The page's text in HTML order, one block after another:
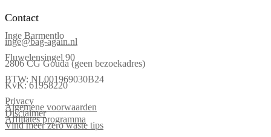
Contact
Inge Barmentlo
inge@bag-again.nl
Fluwelensingel 90
2806 CG Gouda (geen bezoekadres)
BTW: NL001969030B24
KvK: 61958220
Privacy
Algemene voorwaarden
Disclaimer
Affiliates programma
Vind meer zero waste tips